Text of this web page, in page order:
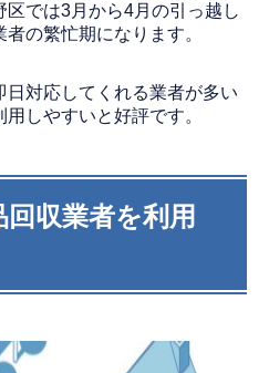
では3月から4月の引っ越し
の繁忙期になります。
対応してくれる業者が多い
しやすいと好評です。
収業者を利用